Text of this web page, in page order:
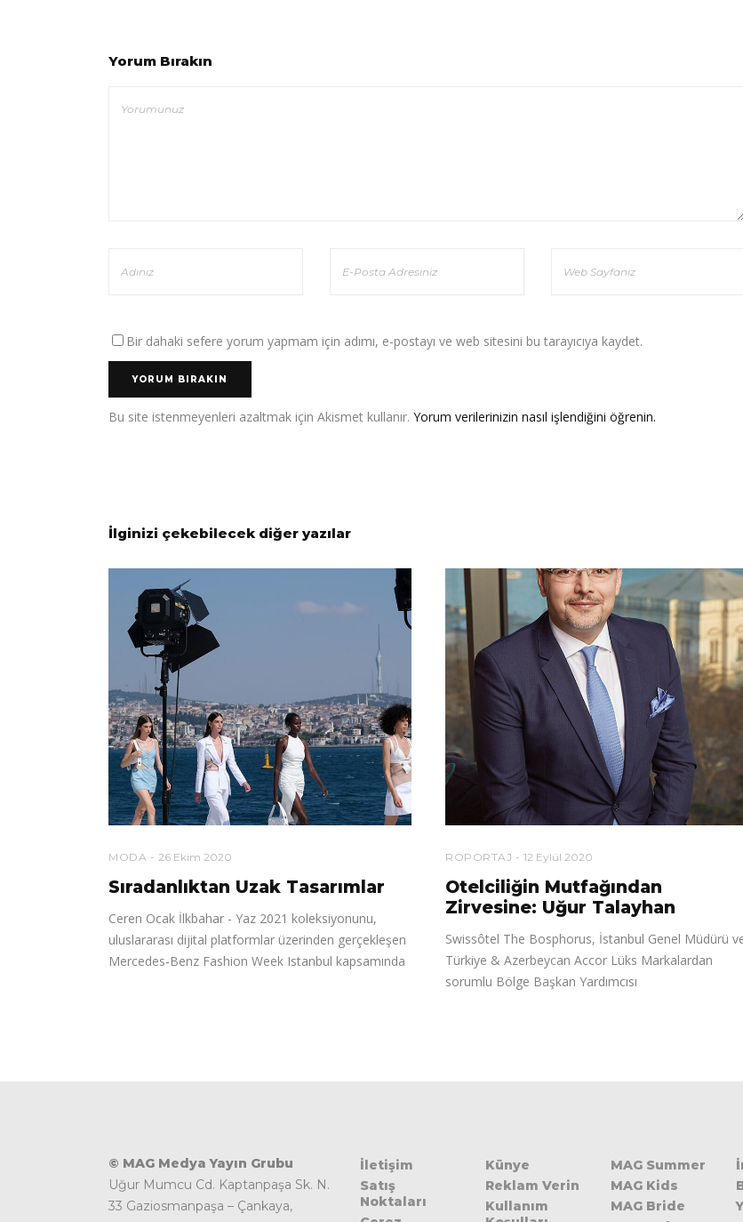
Yorum Bırakın
Bir dahaki sefere yorum yapmam için adımı, e-postayı ve web sitesini bu tarayıcıya kaydet.
Bu site istenmeyenleri azaltmak için Akismet kullanır. Yorum verilerinizin nasıl işlendiğini öğrenin.
İlginizi çekebilecek diğer yazılar
MODA 26 Ekim 2020
Sıradanlıktan Uzak Tasarımlar
Ceren Ocak İlkbahar - Yaz 2021 koleksiyonunu,
uluslararası dijital platformlar üzerinden gerçekleşen
Mercedes-Benz Fashion Week Istanbul kapsamında
RÖPORTAJ 12 Eylül 2020
Otelciliğin Mutfağından
Zirvesine: Uğur Talayhan
Swissôtel The Bosphorus, İstanbul Genel Müdürü
Türkiye & Azerbeycan Accor Lüks Markalardan
sorumlu Bölge Başkan Yardımcısı
© MAG Medya Yayın Grubu
Uğur Mumcu Cd. Kaptanpaşa Sk. N.
33 Gaziosmanpaşa – Çankaya,
İletişim
Satış
Noktaları
Künye
Reklam Verin
Kullanım
MAG Summer
MAG Kids
MAG Bride